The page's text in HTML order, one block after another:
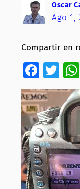
Oscar
Ago 1,
Compartir en